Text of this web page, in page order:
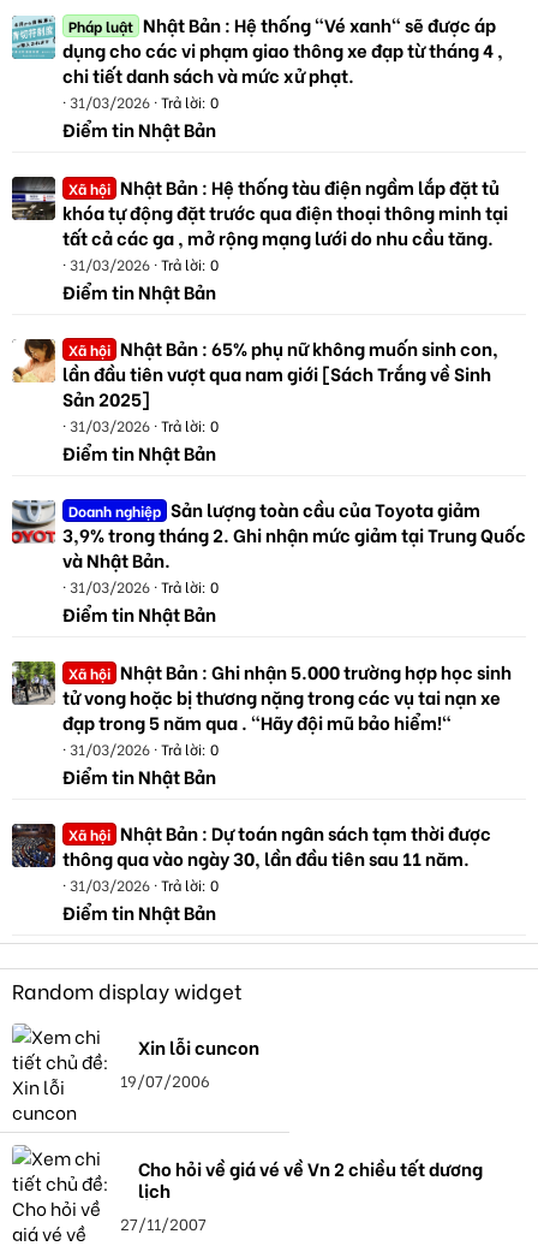
Pháp luật Nhật Bản : Hệ thống "Vé xanh" sẽ được áp
dụng cho các vi phạm giao thông xe đạp từ tháng 4 ,
chi tiết danh sách và mức xử phạt.
31/03/2026 Trả lời: 0
Điểm tin Nhật Bản
Xã hội Nhật Bản : Hệ thống tàu điện ngầm lắp đặt tủ
khóa tự động đặt trước qua điện thoại thông minh tại
tất cả các ga , mở rộng mạng lưới do nhu cầu tăng.
31/03/2026 Trả lời: 0
Điểm tin Nhật Bản
Xã hội Nhật Bản : 65% phụ nữ không muốn sinh con,
lần đầu tiên vượt qua nam giới [Sách Trắng về Sinh
Sản 2025]
31/03/2026 Trả lời: 0
Điểm tin Nhật Bản
Doanh nghiệp Sản lượng toàn cầu của Toyota giảm
3,9% trong tháng 2. Ghi nhận mức giảm tại Trung Quốc
và Nhật Bản.
31/03/2026 Trả lời: 0
Điểm tin Nhật Bản
Xã hội Nhật Bản : Ghi nhận 5.000 trường hợp học sinh
tử vong hoặc bị thương nặng trong các vụ tai nạn xe
đạp trong 5 năm qua . "Hãy đội mũ bảo hiểm!"
31/03/2026 Trả lời: 0
Điểm tin Nhật Bản
Xã hội Nhật Bản : Dự toán ngân sách tạm thời được
thông qua vào ngày 30, lần đầu tiên sau 11 năm.
31/03/2026 Trả lời: 0
Điểm tin Nhật Bản
Random display widget
Xin lỗi cuncon
19/07/2006
Cho hỏi về giá vé về Vn 2 chiều tết dương
lịch
27/11/2007